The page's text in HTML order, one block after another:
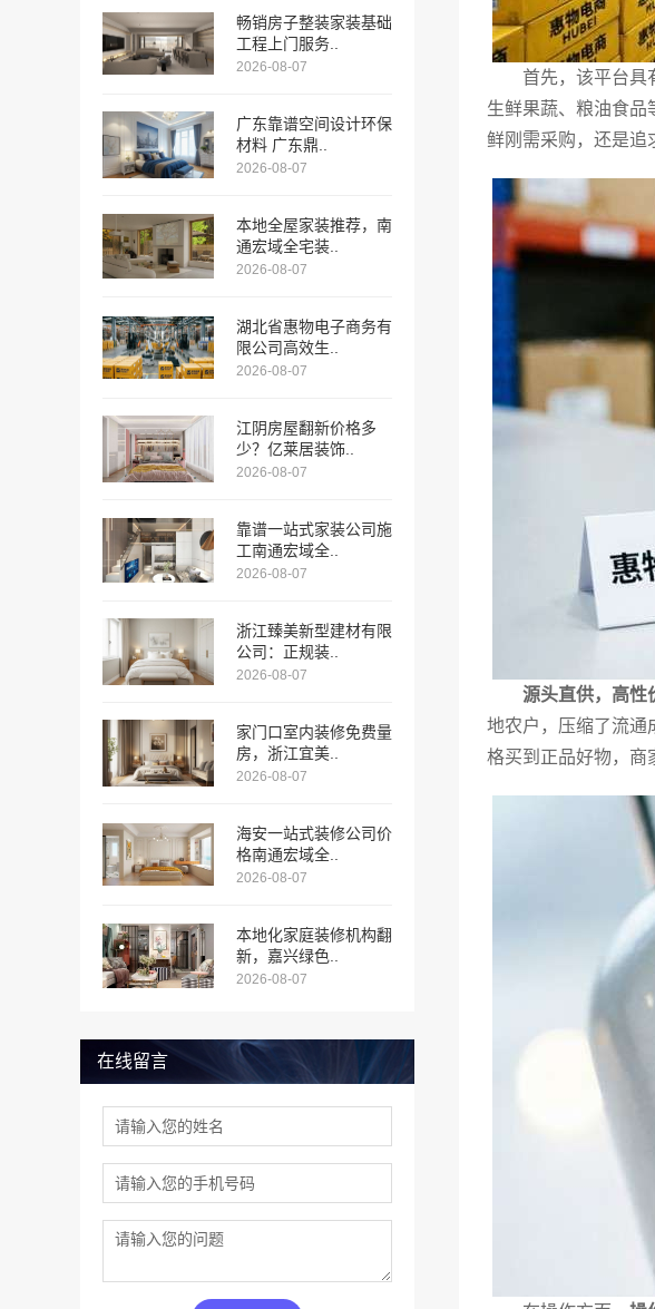
畅销房子整装家装基础
工程上门服务..
2026-08-07
广东靠谱空间设计环保
材料 广东鼎..
2026-08-07
本地全屋家装推荐，南
通宏域全宅装..
2026-08-07
湖北省惠物电子商务有
限公司高效生..
2026-08-07
江阴房屋翻新价格多
少？亿莱居装饰..
2026-08-07
靠谱一站式家装公司施
工南通宏域全..
2026-08-07
浙江臻美新型建材有限
公司：正规装..
2026-08-07
家门口室内装修免费量
房，浙江宜美..
2026-08-07
海安一站式装修公司价
格南通宏域全..
2026-08-07
本地化家庭装修机构翻
新，嘉兴绿色..
2026-08-07
在线留言
首先，该平台具
生鲜果蔬、粮油食品
鲜刚需采购，还是追
源头直供，高性
地农户，压缩了流通
格买到正品好物，商